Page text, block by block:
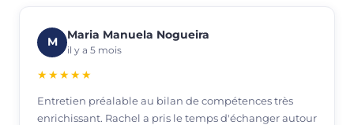
M Maria Manuela Nogueira
il y a 5 mois
★★★★★
Entretien préalable au bilan de compétences très
enrichissant. Rachel a pris le temps d'échanger autour